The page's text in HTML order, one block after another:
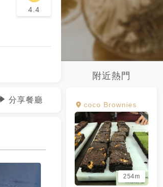
附近熱門
coco Brownies
254m
4.4
分享餐廳